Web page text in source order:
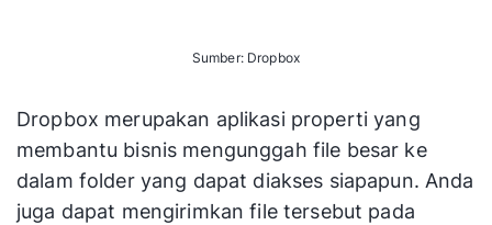
Sumber: Dropbox
Dropbox merupakan aplikasi properti yang
membantu bisnis mengunggah file besar ke
dalam folder yang dapat diakses siapapun. Anda
juga dapat mengirimkan file tersebut pada